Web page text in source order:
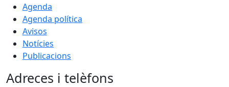
Agenda
Agenda política
Avisos
Notícies
Publicacions
Adreces i telèfons